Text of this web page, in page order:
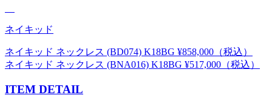
ネイキッド
ネイキッド ネックレス (BD074) K18BG ¥858,000（税込）
ネイキッド ネックレス (BNA016) K18BG ¥517,000（税込）
ITEM DETAIL